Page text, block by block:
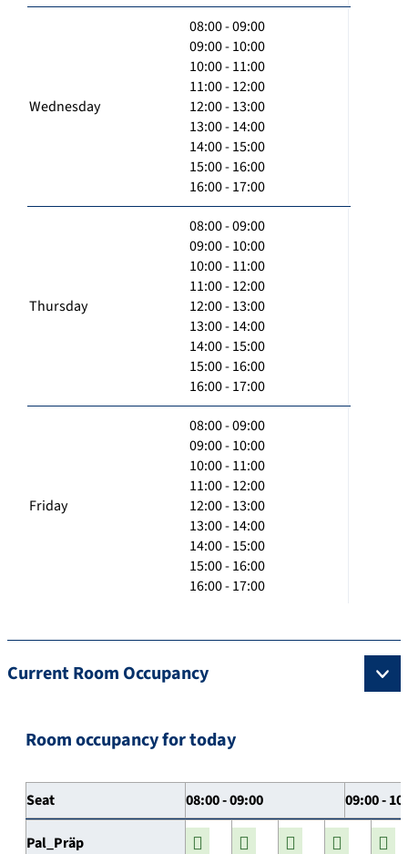
Wednesday
08:00 - 09:00
09:00 - 10:00
10:00 - 11:00
11:00 - 12:00
12:00 - 13:00
13:00 - 14:00
14:00 - 15:00
15:00 - 16:00
16:00 - 17:00
Thursday
08:00 - 09:00
09:00 - 10:00
10:00 - 11:00
11:00 - 12:00
12:00 - 13:00
13:00 - 14:00
14:00 - 15:00
15:00 - 16:00
16:00 - 17:00
Friday
08:00 - 09:00
09:00 - 10:00
10:00 - 11:00
11:00 - 12:00
12:00 - 13:00
13:00 - 14:00
14:00 - 15:00
15:00 - 16:00
16:00 - 17:00
Current Room Occupancy
Room occupancy for today
Seat 08:00 - 09:00 09:00 -
Pal_Präp